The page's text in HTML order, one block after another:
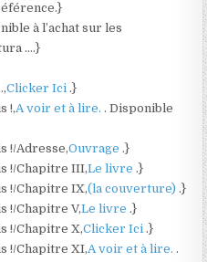
à l’achat sur les
….}
Clicker Ici.}
!,A voir et à lire.. Disponible
!/Adresse,Ouvrage.}
!/Chapitre III,Le livre.}
!/Chapitre IX,(la couverture).}
!/Chapitre V,Le livre.}
!/Chapitre X,Clicker Ici.}
!/Chapitre XI,A voir et à lire..